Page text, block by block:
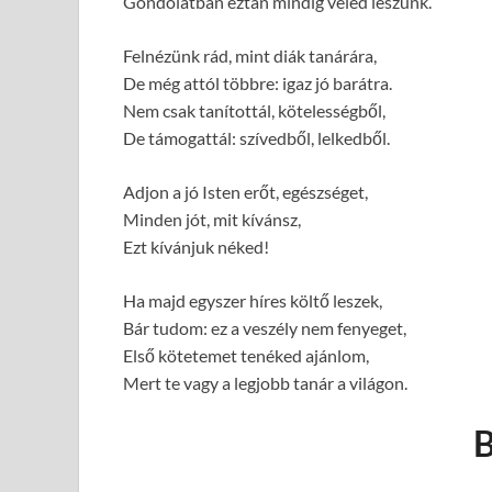
Felnézünk rád, mint diák tanárára,
De még attól többre: igaz jó barátra.
Nem csak tanítottál, kötelességből,
De támogattál: szívedből, lelkedből.
Adjon a jó Isten erőt, egészséget,
Minden jót, mit kívánsz,
Ezt kívánjuk néked!
Ha majd egyszer híres költő leszek,
Bár tudom: ez a veszély nem fenyeget,
Első kötetemet tenéked ajánlom,
Mert te vagy a legjobb tanár a világon.